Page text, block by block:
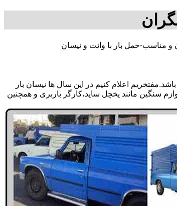
و مناسب-حمل بار با وانت و نیسان
اعلام کنیم در این سال ها نیسان بار
سنگین مانند یخچل ساید،کارگر باربری و همچنین